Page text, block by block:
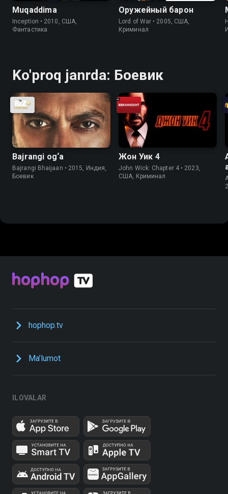
Muqaddima
Inception • 2010, США,
Фантастика
Оружейный барон
Lord of War • 2005, США,
Криминал
Ko'proq janrda: Боевик
Bajrangi og‘a
Bajrangi Bhaijaan • 2015, Индия,
Боевик
Жон Уик 4
John Wick: Chapter 4 • 2023,
США, Криминал
hophop.tv
Ma’lumot
ILOVALAR